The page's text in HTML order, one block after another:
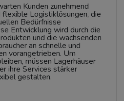
Kunden zunehmend
Logistiklösungen, die
Bedürfnisse
Entwicklung wird durch die
und die wachsenden
an schnelle und
vorangetrieben. Um
müssen Lagerhäuser
ihre Services stärker
gestalten.